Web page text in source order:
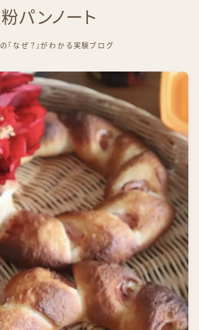
パンノート
『なぜ？』がわかる実験ブログ